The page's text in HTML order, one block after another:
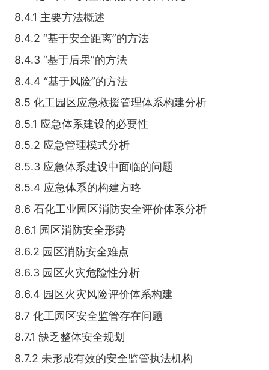
8.4.1 主要方法概述
8.4.2 “基于安全距离”的方法
8.4.3 “基于后果”的方法
8.4.4 “基于风险”的方法
8.5 化工园区应急救援管理体系构建分析
8.5.1 应急体系建设的必要性
8.5.2 应急管理模式分析
8.5.3 应急体系建设中面临的问题
8.5.4 应急体系的构建方略
8.6 石化工业园区消防安全评价体系分析
8.6.1 园区消防安全形势
8.6.2 园区消防安全难点
8.6.3 园区火灾危险性分析
8.6.4 园区火灾风险评价体系构建
8.7 化工园区安全监管存在问题
8.7.1 缺乏整体安全规划
8.7.2 未形成有效的安全监管执法机构